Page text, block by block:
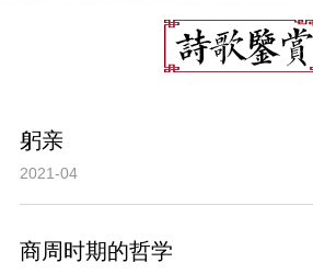
躬亲
2021-04
商周时期的哲学